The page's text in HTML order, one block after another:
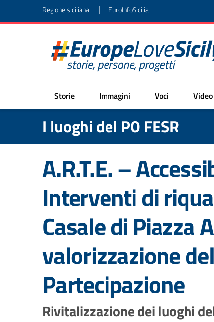
Regione siciliana | EuroInfoSicilia
Storie Immagini Voci Video
I luoghi del PO FESR
A.R.T.E. –
Interventi di
Casale di Piazza
valorizzazione
Partecipazione
Rivitalizzazione dei luoghi